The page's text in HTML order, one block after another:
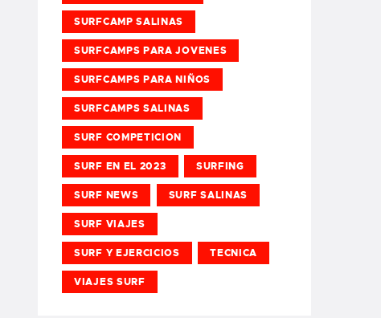
SURFCAMP SALINAS
SURFCAMPS PARA JOVENES
SURFCAMPS PARA NIÑOS
SURFCAMPS SALINAS
SURF COMPETICION
SURF EN EL 2023 SURFING
SURF NEWS SURF SALINAS
SURF VIAJES
SURF Y EJERCICIOS TECNICA
VIAJES SURF